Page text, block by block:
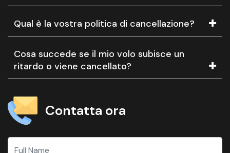
Qual è la vostra politica di cancellazione?
Cosa succede se il mio volo subisce un
ritardo o viene cancellato?
Contatta ora